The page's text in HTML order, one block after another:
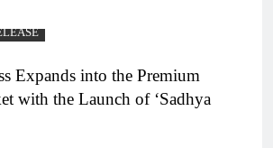
Expands into the Premium
with the Launch of ‘Sadhya